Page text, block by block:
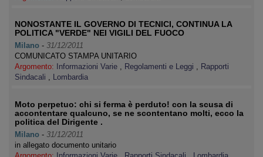
NONOSTANTE IL GOVERNO DI TECNICI, CONTINUA LA
POLITICA "VERDE" NEI VIGILI DEL FUOCO
Milano - 31/12/2011
COMUNICATO STAMPA UNITARIO
Argomento:
Informazioni Varie , Regolamenti e Leggi , Rapporti
Sindacali , Lombardia
Moto perpetuo: chi si ferma è perduto! con la scusa di
accontentare qualcuno, se ne scontentano molti, ecco la
politica del Dirigente .
Milano - 31/12/2011
in allegato documento unitario